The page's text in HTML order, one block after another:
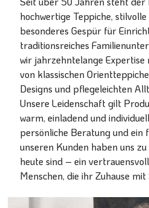
hochwertige Teppiche,
besonderes Gespür für
traditionsreiches
wir jahrzehntelange
von klassischen
Designs und pflegeleichten
Unsere Leidenschaft gilt
warm, einladend und
persönliche Beratung und ein
unseren Kunden haben uns
heute sind – ein
Menschen, die ihr Zuhause